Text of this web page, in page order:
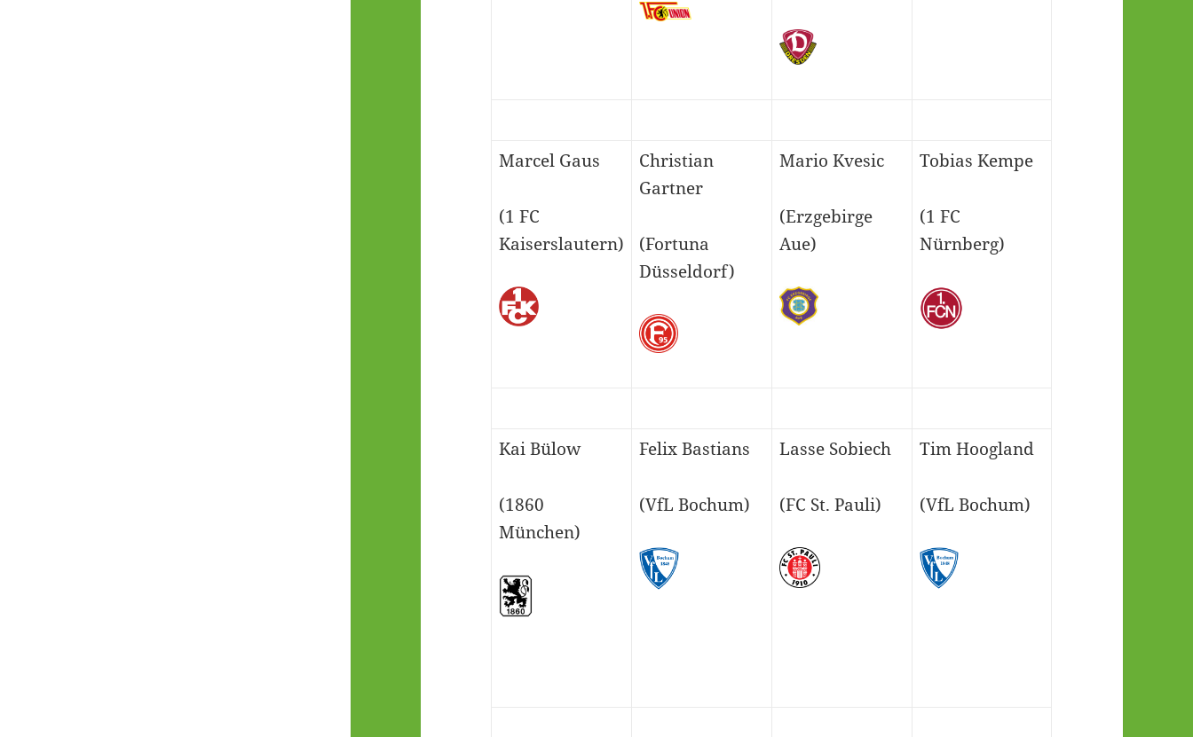
Marcel Gaus
(1 FC
Kaiserslautern)
Christian
Gartner
(Fortuna
Düsseldorf)
Mario Kvesic
(Erzgebirge
Aue)
Tobias Kempe
(1 FC
Nürnberg)
Kai Bülow
(1860
München)
Felix Bastians
(VfL Bochum)
Lasse Sobiech
(FC St. Pauli)
Tim Hoogland
(VfL Bochum)